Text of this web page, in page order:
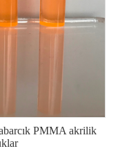
PMMA akrilik